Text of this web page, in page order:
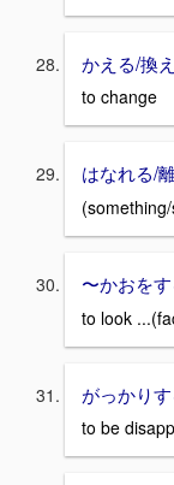
かえる/換
to change
はなれる/
〜かおを
to look
がっかり
to be